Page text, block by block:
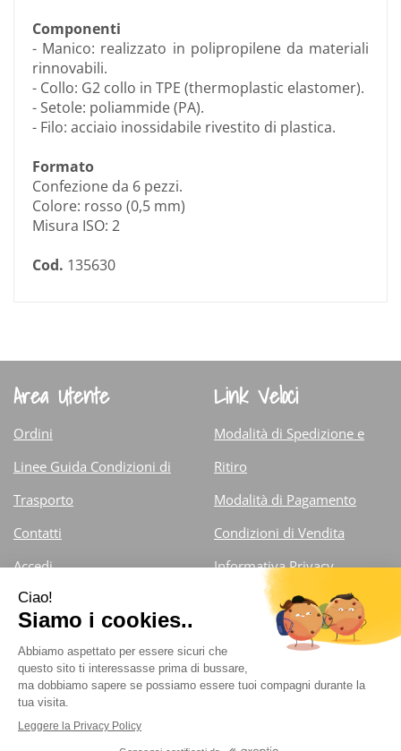
Componenti
- Manico: realizzato in polipropilene da materiali
rinnovabili.
- Collo: G2 collo in TPE (thermoplastic elastomer).
- Setole: poliammide (PA).
- Filo: acciaio inossidabile rivestito di plastica.
Formato
Confezione da 6 pezzi.
Colore: rosso (0,5 mm)
Misura ISO: 2
Cod. 135630
Area Utente
Ordini
Linee Guida Condizioni di
Trasporto
Contatti
Accedi
Iscrizione alla Newsletter
Link Veloci
Modalità di Spedizione e
Ritiro
Modalità di Pagamento
Condizioni di Vendita
Informativa Privacy
Cookie Policy
Farmacia Fiorentini Dr. Carlo- Via Armando Diaz 13/d
25121 Brescia (Brescia )
info@farmaciafiorentini.com
030.44.252| P.Iva: 03027790983 | Numero R.E.A.: